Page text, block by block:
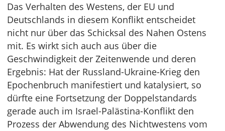
Das Verhalten des Westens, der EU und
Deutschlands in diesem Konflikt entscheidet
nicht nur über das Schicksal des Nahen Ostens
mit. Es wirkt sich auch aus über die
Geschwindigkeit der Zeitenwende und deren
Ergebnis: Hat der Russland-Ukraine-Krieg den
Epochenbruch manifestiert und katalysiert, so
dürfte eine Fortsetzung der Doppelstandards
gerade auch im Israel-Palästina-Konflikt den
Prozess der Abwendung des Nichtwestens vom